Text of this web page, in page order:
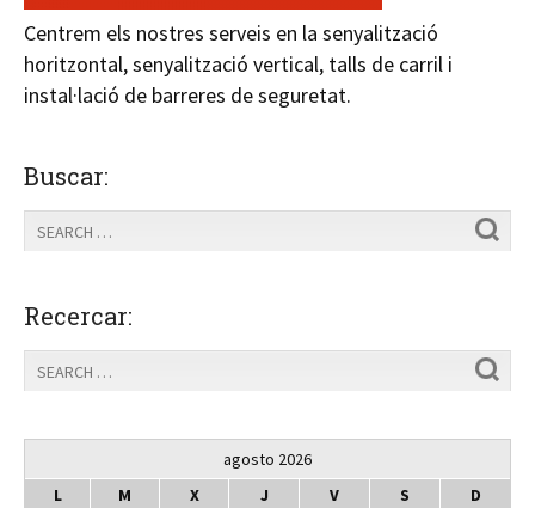
Centrem els nostres serveis en la senyalització
horitzontal, senyalització vertical, talls de carril i
instal·lació de barreres de seguretat.
Buscar:
Recercar:
agosto 2026
L
M X J V S
D